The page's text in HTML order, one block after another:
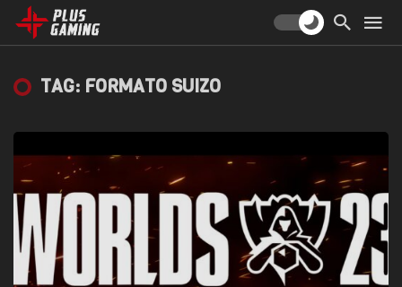
TAG: FORMATO SUIZO